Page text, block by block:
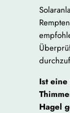
Ist
Hagel